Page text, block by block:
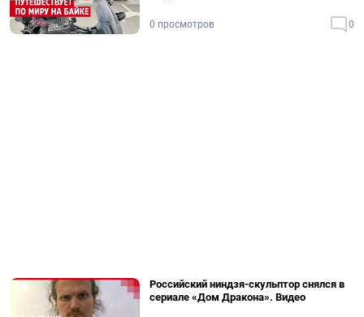
0 просмотров 0
Российский ниндзя-скульптор снялся в
сериале «Дом Дракона». Видео